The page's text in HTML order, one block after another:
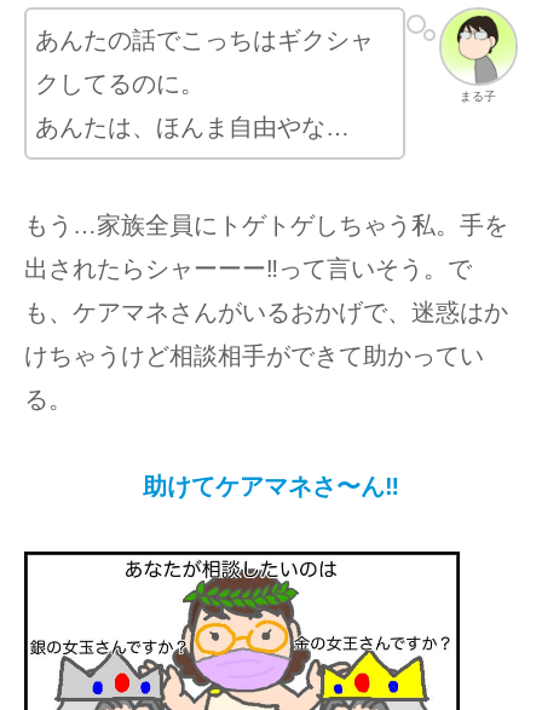
まる子
あんたの話でこっちはギクシャ
クしてるのに。
あんたは、ほんま自由やな…
もう…家族全員にトゲトゲしちゃう私。手を
出されたらシャーーー‼︎って言いそう。で
も、ケアマネさんがいるおかげで、迷惑はか
けちゃうけど相談相手ができて助かってい
る。
助けてケアマネさ〜ん‼︎